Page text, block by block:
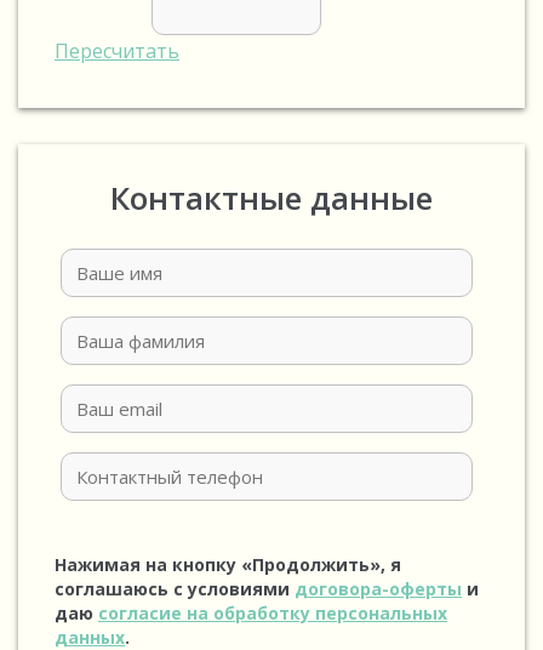
Пересчитать
Контактные данные
Нажимая на кнопку «Продолжить», я
соглашаюсь с условиями договора-оферты и
даю согласие на обработку персональных
данных.